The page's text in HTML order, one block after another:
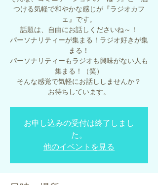
つける気軽で和やかな感じが『ラジオカフ
ェ』です。
話題は、自由にお話しくださいね～！
パーソナリティーが集まる！ラジオ好きが集
まる！
パーソナリティーもラジオも興味がない人も
集まる！（笑）
そんな感覚で気軽にお話ししませんか？
お待ちしています。
お申し込みの受付は終了しまし
た。
他のイベントを見る